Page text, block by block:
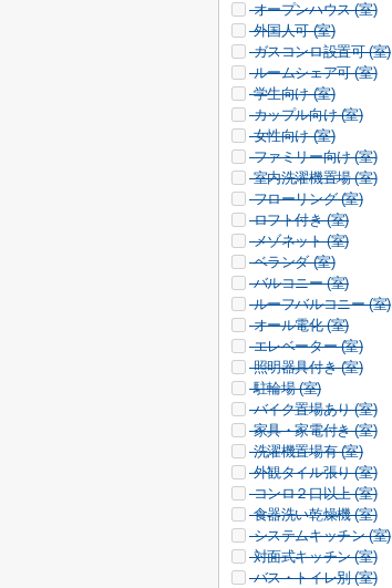
オープンハウス (室)
外国人可 (室)
ガスコンロ設置可 (室)
ルームシェア可 (室)
学生向け (室)
カップル向け (室)
女性向け (室)
ファミリー向け (室)
室内洗濯機置場 (室)
フローリング (室)
ロフト付き (室)
メゾネット (室)
ベランダ (室)
バルコニー (室)
ルーフバルコニー (室)
オール電化 (室)
エレベーター (室)
照明器具付き (室)
駐輪場 (室)
バイク置場あり (室)
家具・家電付き (室)
洗濯機置場有 (室)
外観タイル張り (室)
コンロ２口以上 (室)
食器洗い乾燥機 (室)
システムキッチン (室)
対面式キッチン (室)
バス・トイレ別 (室)